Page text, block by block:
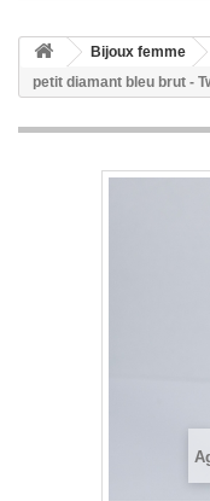
Bijoux femme
petit diamant bleu brut -